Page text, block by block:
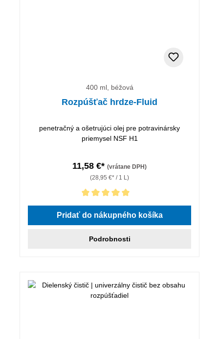
400 ml, béžová
Rozpúšťač hrdze-Fluid
penetračný a ošetrujúci olej pre potravinársky
priemysel NSF H1
11,58 €* (vrátane DPH)
(28,95 €* / 1 L)
Priemerné hodnotenie 5 z 5 hviezdičiek
Pridať do nákupného košíka
Podrobnosti